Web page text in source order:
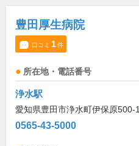
豊田厚生病院
口コミ 1件
所在地・電話番号
浄水駅
愛知県豊田市浄水町伊保原500-1
0565-43-5000